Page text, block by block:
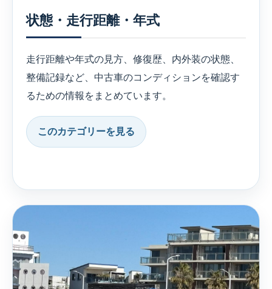
状態・走行距離・年式
走行距離や年式の見方、修復歴、内外装の状態、
整備記録など、中古車のコンディションを確認す
るための情報をまとめています。
このカテゴリーを見る